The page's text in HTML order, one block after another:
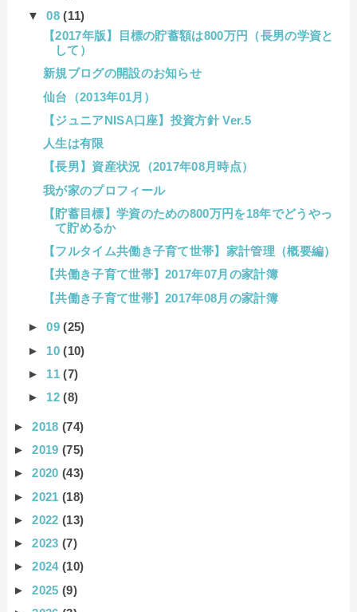
▼08(11)
【2017年版】目標の貯蓄額は800万円（長男の学資と
して）
新規ブログの開設のお知らせ
仙台（2013年01月）
【ジュニアNISA口座】投資方針 Ver.5
人生は有限
【長男】資産状況（2017年08月時点）
我が家のプロフィール
【貯蓄目標】学資のための800万円を18年でどうやっ
て貯めるか
【フルタイム共働き子育て世帯】家計管理（概要編）
【共働き子育て世帯】2017年07月の家計簿
【共働き子育て世帯】2017年08月の家計簿
►09(25)
► 10(10)
► 11(7)
► 12(8)
►2018(74)
►2019(75)
►2020(43)
►2021(18)
►2022(13)
►2023(7)
►2024(10)
►2025(9)